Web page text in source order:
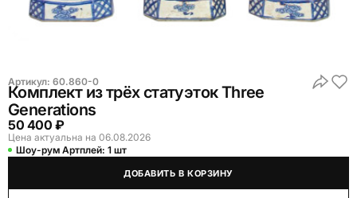
Артикул: 60.860-0
Комплект из трёх статуэток Three
Generations
50 400 ₽
Цена актуальна на 06.08.2026
Шоу-рум Артплей: 1 шт
ДОБАВИТЬ В КОРЗИНУ